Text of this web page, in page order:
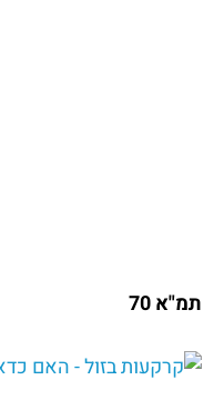
תמ"א 70